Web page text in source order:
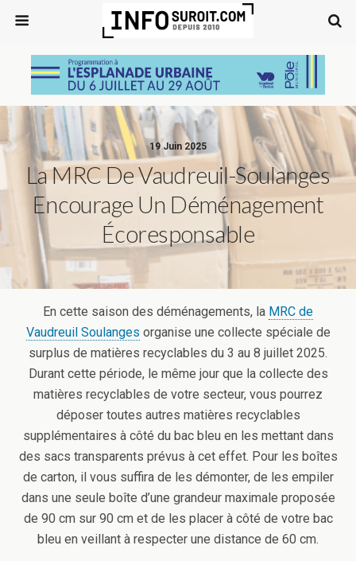
19 Juin 2025
La MRC De Vaudreuil-Soulanges
Encourage Un Déménagement
Écoresponsable
En cette saison des déménagements, la MRC de
Vaudreuil Soulanges organise une collecte spéciale de
surplus de matières recyclables du 3 au 8 juillet 2025.
Durant cette période, le même jour que la collecte des
matières recyclables de votre secteur, vous pourrez
déposer toutes autres matières recyclables
supplémentaires à côté du bac bleu en les mettant dans
des sacs transparents prévus à cet effet. Pour les boîtes
de carton, il vous suffira de les démonter, de les empiler
dans une seule boîte d’une grandeur maximale proposée
de 90 cm sur 90 cm et de les placer à côté de votre bac
bleu en veillant à respecter une distance de 60 cm.